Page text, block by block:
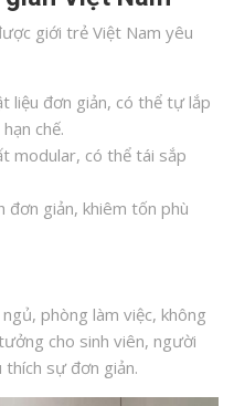
giới trẻ Việt Nam yêu
liệu đơn giản, có thể tự lắp
chế.
modular, có thể tái sắp
đơn giản, khiêm tốn phù
phòng làm việc, không
cho sinh viên, người
sự đơn giản.